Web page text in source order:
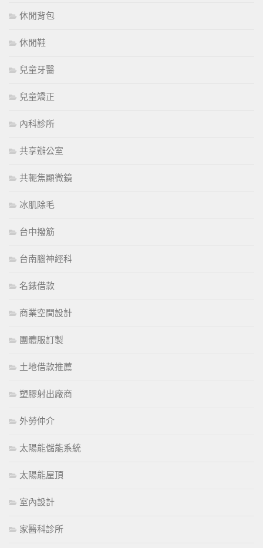
休閒背包
休閒鞋
兒童牙醫
兒童矯正
內科診所
共享辦公室
共軛焦顯微鏡
冰肌除毛
台中撥筋
台南腦神經科
名錶借款
商業空間設計
團體服訂製
土地借款推薦
塑膠射出廠商
外勞仲介
太陽能儲能系統
太陽能屋頂
室內設計
家醫科診所